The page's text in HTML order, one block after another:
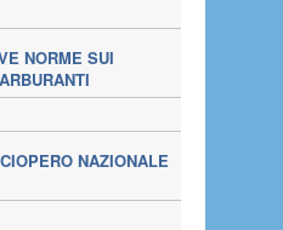
NORME SUI
NAZIONALE